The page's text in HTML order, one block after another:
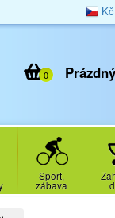
Kč
0
Sport,
zábava